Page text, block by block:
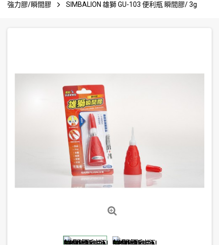
強力膠/瞬間膠
SIMBALION 雄獅 GU-103 便利瓶 瞬間膠/ 3g